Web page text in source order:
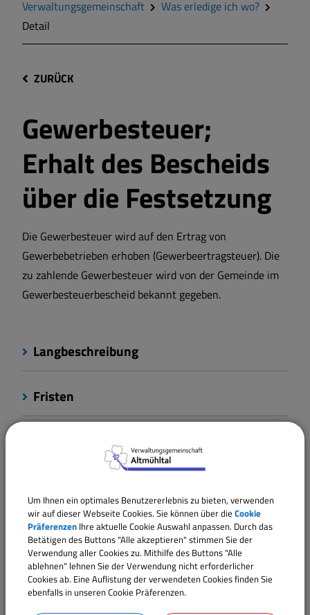
Verwaltungsgemeinschaft
Was erledige ich wo?
Detail
ZURÜCK
Gewerbesteuer;
Erhalt des Bescheids
über die Festsetzung
Die Gewerbesteuer wird auf den Ertrag von
Gewerbebetrieben erhoben (Gewerbeertragsteuer). Die
zu zahlende Gewerbesteuer wird von der Gemeinde im
Gewerbesteuerbescheid bekannt gegeben.
Langbeschreibung
Fristen
Verantwortliche Behörde
Ansprechpartner:
Um Ihnen ein optimales Benutzererlebnis zu bieten, verwenden
wir auf dieser Webseite Cookies. Sie können über die Cookie
Präferenzen Ihre aktuelle Cookie Auswahl anpassen. Durch das
Betätigen des Buttons "Alle akzeptieren" stimmen Sie der
Verwendung aller Cookies zu. Mithilfe des Buttons "Alle
ablehnen" lehnen Sie der Verwendung nicht erforderlicher
Cookies ab. Eine Auflistung der verwendeten Cookies finden Sie
ebenfalls in unseren Cookie Präferenzen.